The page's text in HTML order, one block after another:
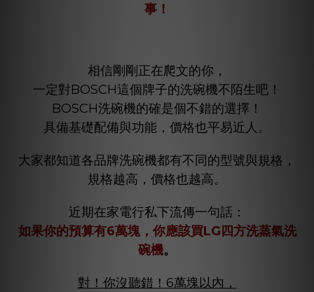
事！
相信剛剛正在爬文的你，
一定對BOSCH這個牌子的洗碗機不陌生吧！
BOSCH洗碗機的確是個不錯的選擇！
具備基礎配備與功能，價格也平易近人。
大家都知道各品牌洗碗機都有不同的型號與規格，
規格越高，價格也越高。
近期在家電行私下流傳一句話：
如果你的預算有6萬塊，你應該買LG四方洗蒸氣洗
碗機。
對！你沒聽錯！6萬塊以內，